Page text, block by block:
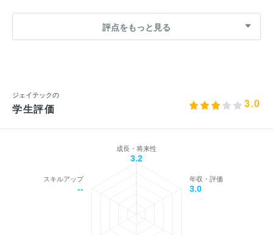
評点をもっと見る
ジェイテックの
学生評価 3.0
成長・将来性
3.2
年収・評価
3.0
スキルアップ
--